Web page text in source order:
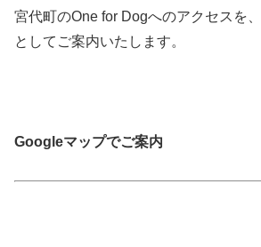
宮代町のOne for Dogへのアクセスを、
としてご案内いたします。
Googleマップでご案内